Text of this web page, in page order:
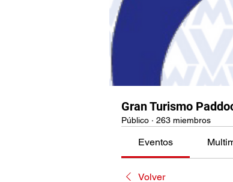
Gran Turismo
Público · 263 miembros
Eventos
Volver